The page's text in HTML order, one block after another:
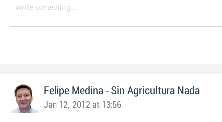
Felipe Medina - Sin Agricultura Nada
Jan 12, 2012 at 13:56